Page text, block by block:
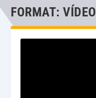
FORMAT:VÍDEO